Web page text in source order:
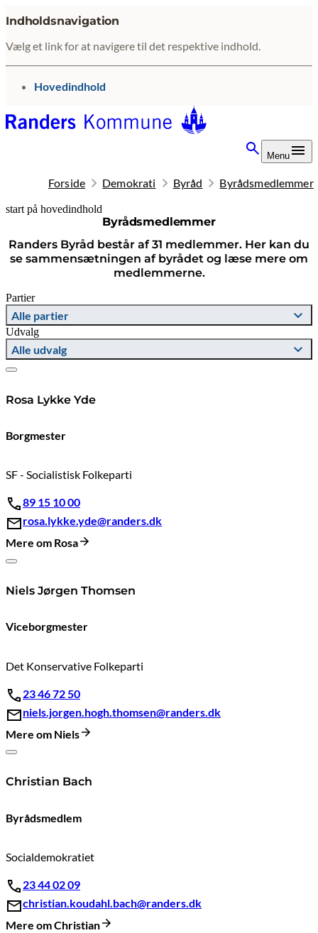
Indholdsnavigation
Vælg et link for at navigere til det respektive indhold.
gå til
Hovedindhold
Menu
Forside Demokrati Byråd Byrådsmedlemmer
start på hovedindhold
Byrådsmedlemmer
Randers Byråd består af 31 medlemmer. Her kan du
se sammensætningen af byrådet og læse mere om
medlemmerne.
senest opdateret 10. februar 2026
Partier
Alle partier
Udvalg
Alle udvalg
Rosa Lykke Yde
Borgmester
SF - Socialistisk Folkeparti
89 15 10 00
rosa.lykke.yde@randers.dk
Mere om Rosa
Niels Jørgen Thomsen
Viceborgmester
Det Konservative Folkeparti
23 46 72 50
niels.jorgen.hogh.thomsen@randers.dk
Mere om Niels
Christian Bach
Byrådsmedlem
Socialdemokratiet
23 44 02 09
christian.koudahl.bach@randers.dk
Mere om Christian